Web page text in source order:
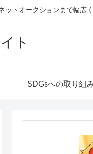
トオークションまで幅広
ト
SDGsへの取り組